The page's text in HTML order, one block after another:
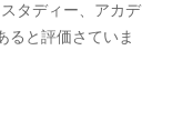
タディー、アカデ
ると評価さ ていま